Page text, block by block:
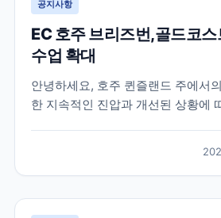
공지사항
EC 호주 브리즈번,골드코스
수업 확대
안녕하세요, 호주 퀸즐랜드 주에서
한 지속적인 진압과 개선된 상황에
일간 (월요일, 화요일, 수요일) 캠퍼
이 진행되며, 목요일과 금요일 에는